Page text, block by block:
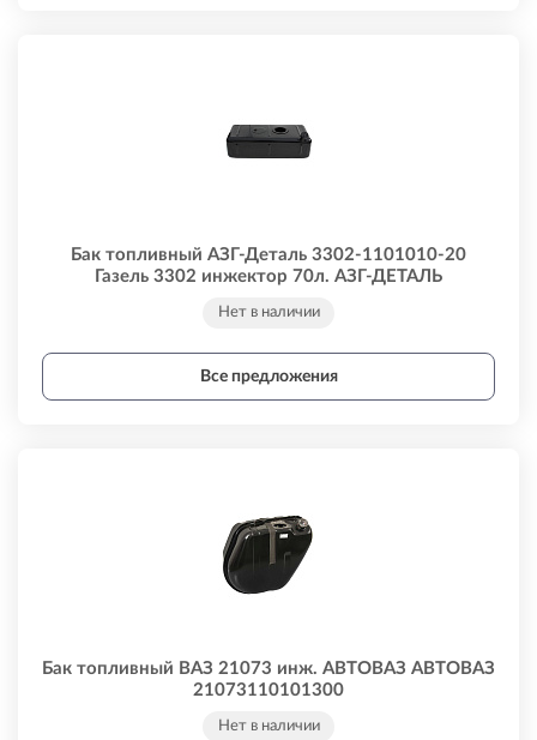
Бак топливный АЗГ-Деталь 3302-1101010-20
Газель 3302 инжектор 70л. АЗГ-ДЕТАЛЬ
Нет в наличии
Все предложения
Бак топливный ВАЗ 21073 инж. АВТОВАЗ АВТОВАЗ
21073110101300
Нет в наличии